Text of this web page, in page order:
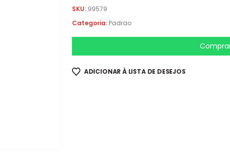
SKU: 99579
Categoria: Padrao
ADICIONAR À LISTA DE DESEJOS